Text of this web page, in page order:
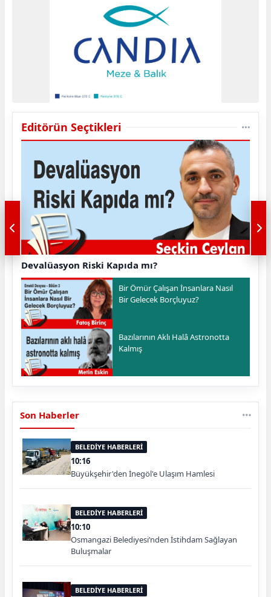
Editörün Seçtikleri
Devalüasyon Riski Kapıda mı?
Bir Ömür Çalışan İnsanlara Nasıl
Bir Gelecek Borçluyuz?
Bazılarının Aklı Halâ Astronotta
Kalmış
Son Haberler
BELEDİYE HABERLERİ
10:16
Büyükşehir'den İnegöl'e Ulaşım Hamlesi
BELEDİYE HABERLERİ
10:10
Osmangazi Belediyesi’nden İstihdam Sağlayan
Buluşmalar
BELEDİYE HABERLERİ